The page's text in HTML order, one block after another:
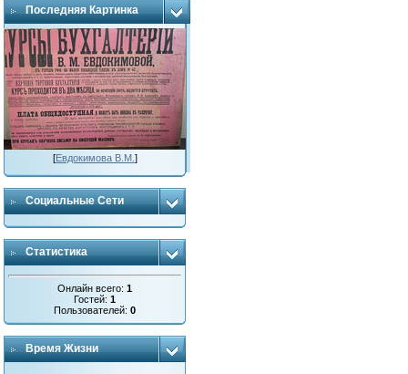
Последняя Картинка
[Евдокимова В.М. ]
Социальные Сети
Статистика
Онлайн всего:1
Гостей:1
Пользователей:0
Время Жизни